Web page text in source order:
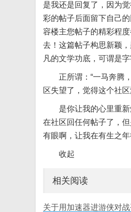
是我还是回复了，因为
彩的帖子后面留下自己
容楼主您帖子的精彩程
去！这篇帖子构思新颖
凡的文学功底，可谓是
正所谓：“一马奔腾
区失望了，觉得这个社
是你让我的心里重
在社区回任何帖子了，
有眼啊，让我在有生之
收起
相关阅读
关于用加速器进游侠对